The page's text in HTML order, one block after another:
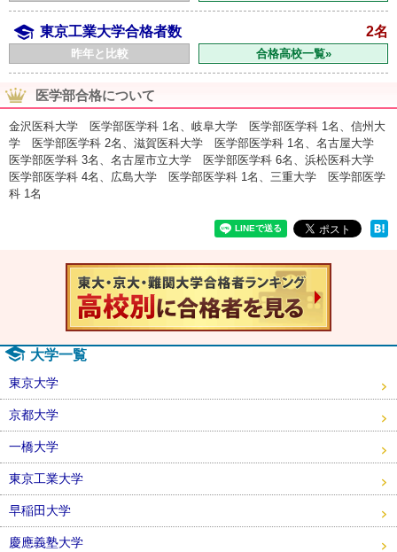
東京工業大学合格者数 2名
昨年と比較 合格高校一覧»
医学部合格について
金沢医科大学 医学部医学科 1名、岐阜大学 医学部医学科 1名、信州大
学 医学部医学科 2名、滋賀医科大学 医学部医学科 1名、名古屋大学
医学部医学科 3名、名古屋市立大学 医学部医学科 6名、浜松医科大学
医学部医学科 4名、広島大学 医学部医学科 1名、三重大学 医学部医学
科 1名
大学一覧
東京大学
京都大学
一橋大学
東京工業大学
早稲田大学
慶應義塾大学